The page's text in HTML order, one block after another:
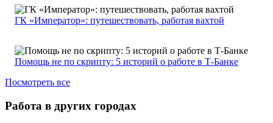
ГК «Император»: путешествовать, работая вахтой
Помощь не по скрипту: 5 историй о работе в Т-Банке
Посмотреть все
Работа в других городах